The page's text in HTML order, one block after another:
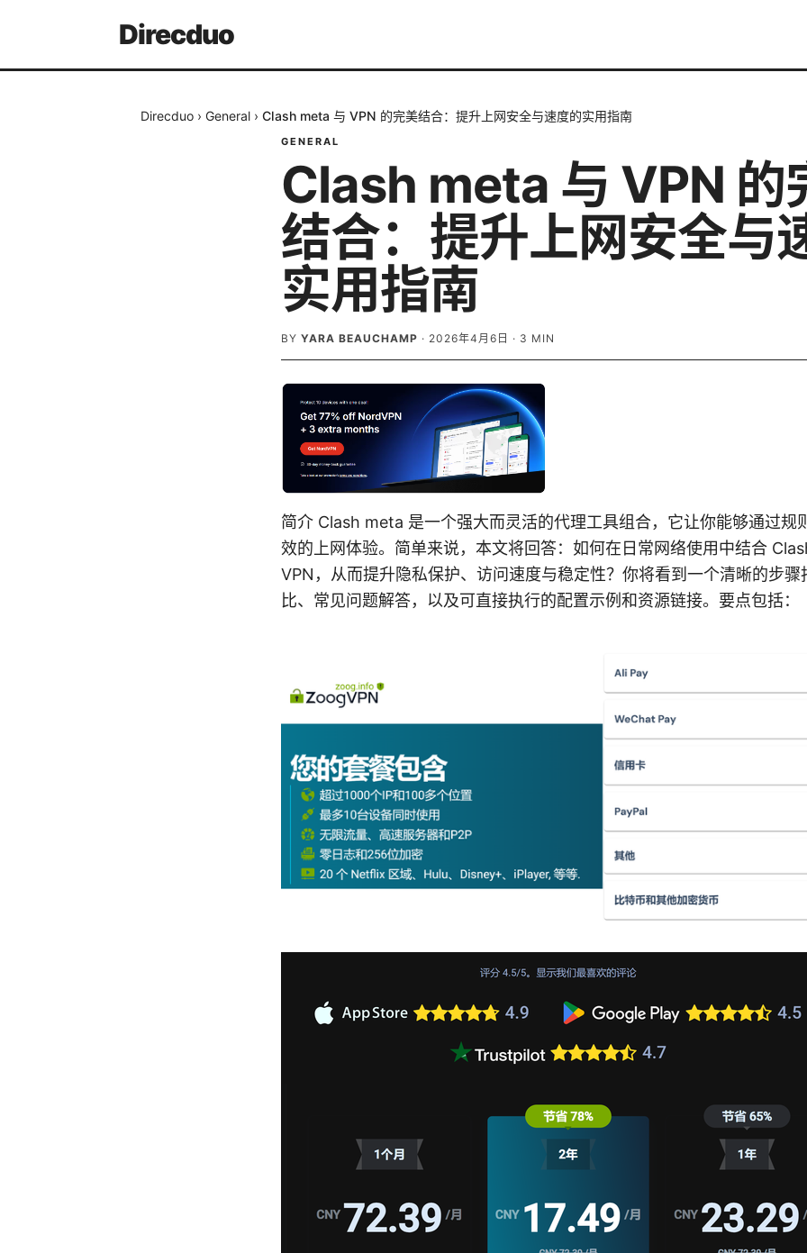
Direcduo
Direcduo › General › Clash meta 与 VPN 的完美结合：提升上网安全与速度的实用指南
GENERAL
Clash meta 与 VPN 的
结合：提升上网安全与
实用指南
BY YARA BEAUCHAMP · 2026年4月6日 · 3 MIN
简介 Clash meta 是一个强大而灵活的代理工具组合，它让你能够通过规
效的上网体验。简单来说，本文将回答：如何在日常网络使用中结合
VPN，从而提升隐私保护、访问速度与稳定性？你将看到一个清晰的步骤
比、常见问题解答，以及可直接执行的配置示例和资源链接。要点包括：